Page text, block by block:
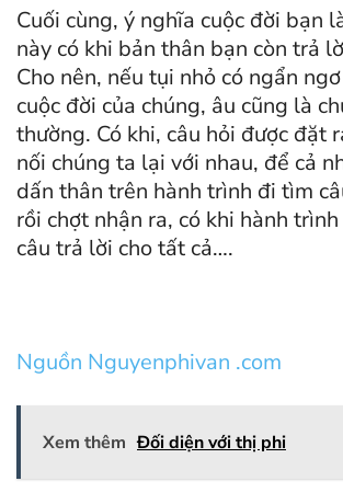
Cuối cùng, ý nghĩa cuộc đời bạn
này có khi bản thân bạn còn trả
Cho nên, nếu tụi nhỏ có ngẩn
cuộc đời của chúng, âu cũng là
thường. Có khi, câu hỏi được đặt
nối chúng ta lại với nhau, để cả
dấn thân trên hành trình đi tìm
rồi chợt nhận ra, có khi hành
câu trả lời cho tất cả….
Nguồn Nguyenphivan .com
Xem thêm Đối diện với thị phi